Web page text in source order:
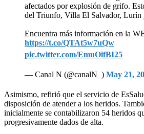
afectados por explosión de grifo.
del Triunfo, Villa El Salvador, Lurín
Encuentra más información en la
https://t.co/QTAt5w7uQw
pic.twitter.com/EmuOifBI25
— Canal N (@canalN_) May 21,
Asimismo, refirió que el servicio de
disposición de atender a los heridos.
inicialmente se contabilizaron 54 heridos
progresivamente dados de alta.